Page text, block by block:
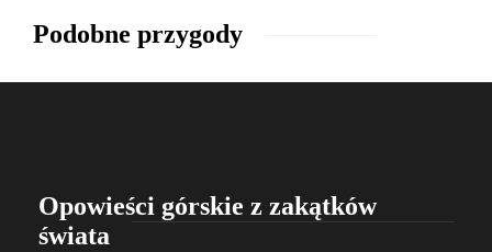
Podobne przygody
Opowieści górskie z zakątków
świata